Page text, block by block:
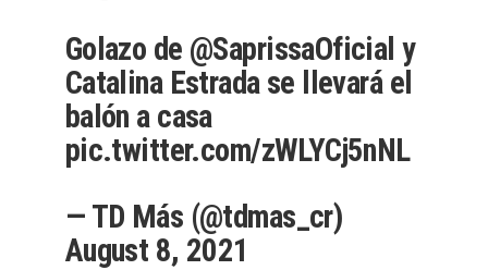
Golazo de @SaprissaOficial y
Catalina Estrada se llevará el
balón a casa
pic.twitter.com/zWLYCj5nNL
— TD Más (@tdmas_cr)
August 8, 2021